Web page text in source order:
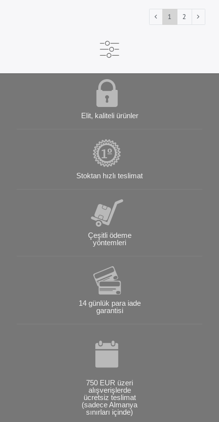
1 2
Elit, kaliteli ürünler
Stoktan hızlı teslimat
Çeşitli ödeme
yöntemleri
14 günlük para iade
garantisi
750 EUR üzeri
alışverişlerde
ücretsiz teslimat
(sadece Almanya
sınırları içinde)